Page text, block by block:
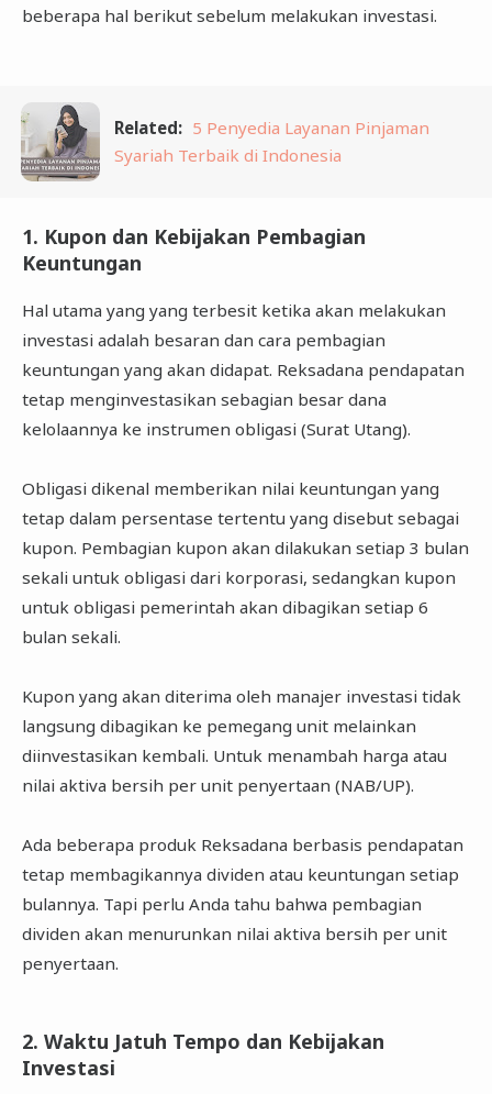
beberapa hal berikut sebelum melakukan investasi.
Related: 5 Penyedia Layanan Pinjaman
Syariah Terbaik di Indonesia
1. Kupon dan Kebijakan Pembagian
Keuntungan
Hal utama yang yang terbesit ketika akan melakukan
investasi adalah besaran dan cara pembagian
keuntungan yang akan didapat. Reksadana pendapatan
tetap menginvestasikan sebagian besar dana
kelolaannya ke instrumen obligasi (Surat Utang).
Obligasi dikenal memberikan nilai keuntungan yang
tetap dalam persentase tertentu yang disebut sebagai
kupon. Pembagian kupon akan dilakukan setiap 3 bulan
sekali untuk obligasi dari korporasi, sedangkan kupon
untuk obligasi pemerintah akan dibagikan setiap 6
bulan sekali.
Kupon yang akan diterima oleh manajer investasi tidak
langsung dibagikan ke pemegang unit melainkan
diinvestasikan kembali. Untuk menambah harga atau
nilai aktiva bersih per unit penyertaan (NAB/UP).
Ada beberapa produk Reksadana berbasis pendapatan
tetap membagikannya dividen atau keuntungan setiap
bulannya. Tapi perlu Anda tahu bahwa pembagian
dividen akan menurunkan nilai aktiva bersih per unit
penyertaan.
2. Waktu Jatuh Tempo dan Kebijakan
Investasi